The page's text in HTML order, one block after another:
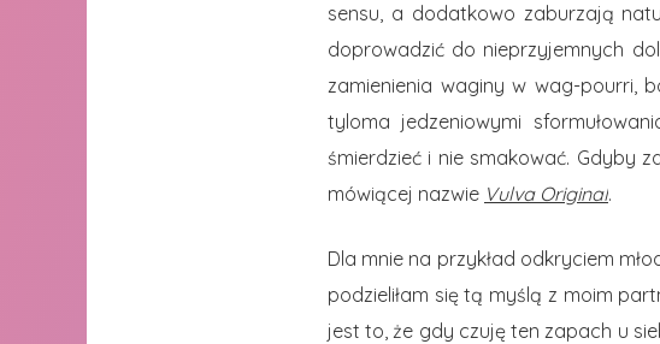
sensu, a dodatkowo zaburzają
doprowadzić do nieprzyjemnych
zamienienia waginy w wag-pourri,
tyloma jedzeniowymi
śmierdzieć i nie smakować. Gdyby
mówiącej nazwie Vulva Original.
Dla mnie na przykład odkryciem
podzieliłam się tą myślą z moim
jest to, że gdy czuję ten zapach u